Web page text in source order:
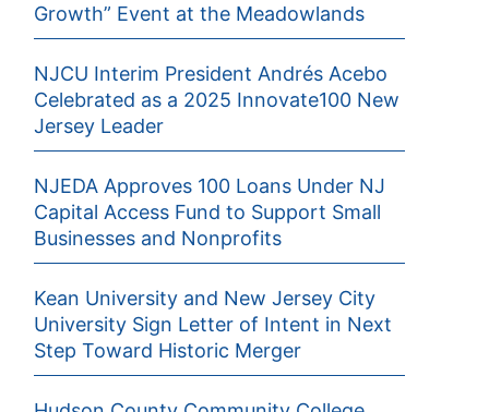
Growth” Event at the Meadowlands
NJCU Interim President Andrés Acebo
Celebrated as a 2025 Innovate100 New
Jersey Leader
NJEDA Approves 100 Loans Under NJ
Capital Access Fund to Support Small
Businesses and Nonprofits
Kean University and New Jersey City
University Sign Letter of Intent in Next
Step Toward Historic Merger